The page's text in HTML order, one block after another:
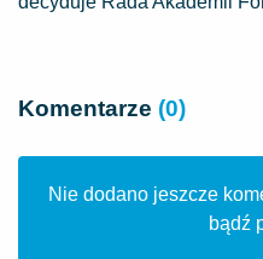
Komentarze (0)
Nie dodano jeszcze
bądź